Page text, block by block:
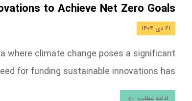
to Achieve Net Zero Goals
۲۱ دی ۱۴۰۴
where climate change poses a significant
for funding sustainable innovations has ...
ادامه مطلب